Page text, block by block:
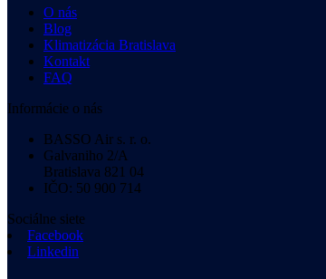
O nás
Blog
Klimatizácia Bratislava
Kontakt
FAQ
Informácie o nás
BASSO Air s. r. o.
Galvaniho 2/A
Bratislava 821 04
IČO: 50 900 714
Sociálne siete
Facebook
Linkedin